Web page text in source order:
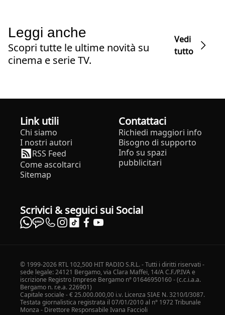
Leggi anche
Scopri tutte le ultime novità su
cinema e serie TV.
Vedi
tutto
Link utili
Chi siamo
I nostri autori
RSS Feed
Come ascoltarci
Sitemap
Contattaci
Richiedi maggiori info
Bisogno di supporto
Info su spazi
pubblicitari
Scrivici & seguici sui Social
© 1999-2026 RTL 102,500 HIT RADIO S.R.L. - Tutti i diritti riservati -
sede legale: 24121 Bergamo, via Clara Maffei, 14/A C.F./P.IVA e
iscrizione Registro Imprese Bergamo n° 01646950160 - (c.c.i.a.a.
Bergamo n. r.e.a. 226901)
Capitale sociale - € 25.000.000,00 i.v. Licenza SIAE N. 3210/I/3087.
Testata giornalistica registrata il 07/01/2010 al n° 1972 Tribunale
Monza - Direttore Responsabile Ivana Faccioli